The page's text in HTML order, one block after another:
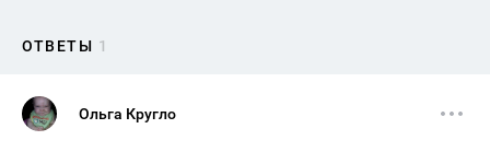
ОТВЕТЫ 1
Ольга Кругло